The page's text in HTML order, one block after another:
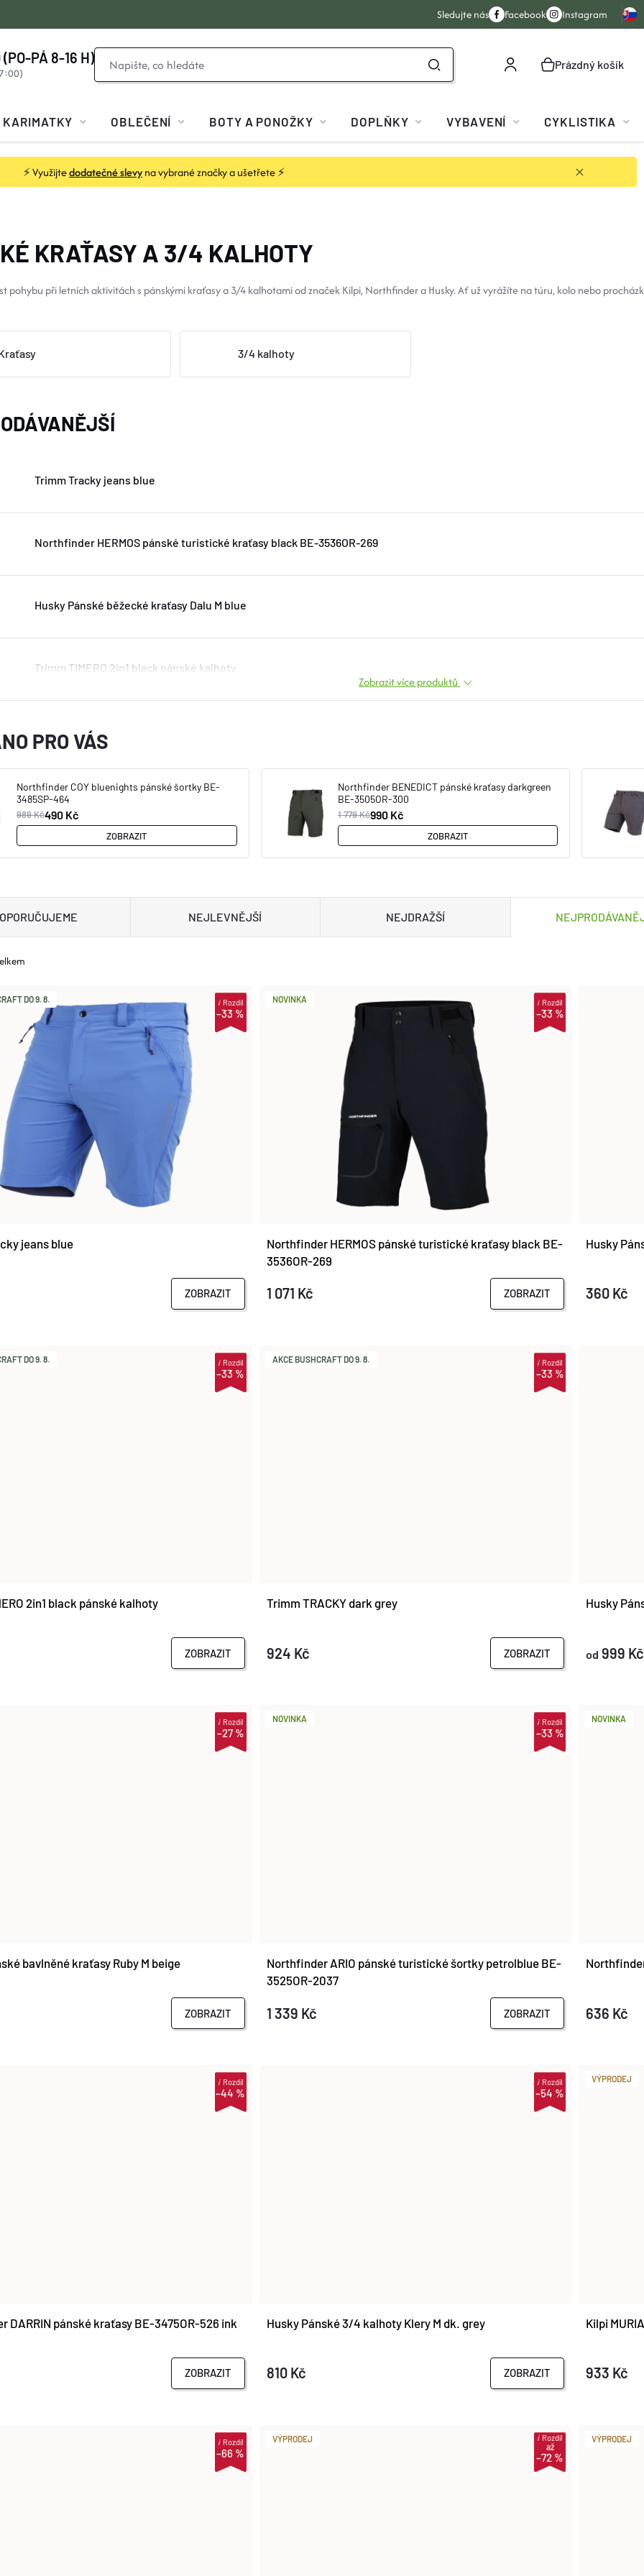
⚡ Využijtedodatečné slevyna vybrané značky a ušetřete ⚡
Sledujte nás Facebook Instagram
NÁKUPNÍ
Prázdný košík
PÁ 8-16 H)
KARIMATKY OBLEČENÍ BOTY A PONOŽKY DOPLŇKY VYBAVENÍ CYKLISTIKA
KRAŤASY A 3/4 KALHOTY
pohybu při letních aktivitách s pánskými kraťasy a 3/4 kalhotami od značek Kilpi, Northfinder a Husky. Ať už vyrážíte na túru, kolo nebo
3/4 kalhoty
Trimm Tracky jeans blue
Northfinder HERMOS pánské turistické kraťasy black BE-3536OR-269
Husky Pánské běžecké kraťasy Dalu M blue
Trimm TIMERO 2in1 black pánské kalhoty
Zobrazit více produktů
PRO VÁS
Northfinder COY bluenights pánské šortky BE-
3485SP-464
989 Kč490 Kč
ZOBRAZIT
Northfinder BENEDICT pánské kraťasy darkgreen
BE-3505OR-300
1 779 Kč990 Kč
ZOBRAZIT
NEJLEVNĚJŠÍ NEJDRAŽŠÍ
DO 9. 8.
–33 %
iRozdíl
jeans blue
ZOBRAZIT
NOVINKA
–33 %
iRozdíl
Northfinder HERMOS pánské turistické kraťasy black BE-
3536OR-269
1 071 Kč ZOBRAZIT
Husky
360 Kč
DO 9. 8.
–33 %
iRozdíl
2in1 black pánské kalhoty
ZOBRAZIT
AKCE BUSHCRAFT DO 9. 8.
–33 %
iRozdíl
Trimm TRACKY dark grey
924 Kč ZOBRAZIT
Husky
od 999 Kč
–27 %
iRozdíl
bavlněné kraťasy Ruby M beige
ZOBRAZIT
NOVINKA
–33 %
iRozdíl
Northfinder ARIO pánské turistické šortky petrolblue BE-
3525OR-2037
1 339 Kč ZOBRAZIT
NOVINKA
636 Kč
–44 %
iRozdíl
DARRIN pánské kraťasy BE-3475OR-526 ink
ZOBRAZIT
–54 %
iRozdíl
Husky Pánské 3/4 kalhoty Klery M dk. grey
810 Kč ZOBRAZIT
VÝPRODEJ
Kilpi
933 Kč
–66 %
iRozdíl VÝPRODEJ
až
–72 %
iRozdíl VÝPRODEJ